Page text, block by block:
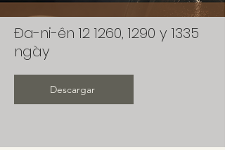
Đa-ni-ên 12 1260, 1290 y 1335
ngày
Descargar